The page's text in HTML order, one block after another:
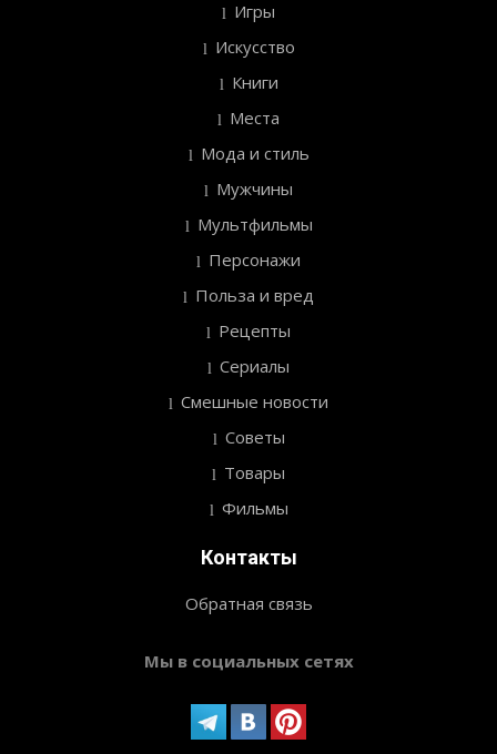
Игры
Искусство
Книги
Места
Мода и стиль
Мужчины
Мультфильмы
Персонажи
Польза и вред
Рецепты
Сериалы
Смешные новости
Советы
Товары
Фильмы
Контакты
Обратная связь
Мы в социальных сетях